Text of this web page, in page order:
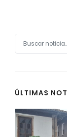
ÚLTIMAS